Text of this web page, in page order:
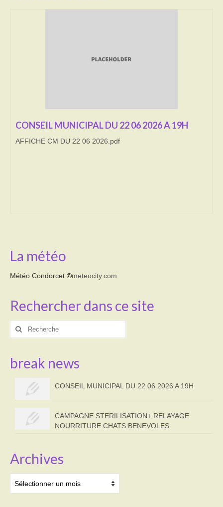
DECHETS VERTS
CONSEIL MUNICIPAL DU 22 06 2026 A 19H
AFFICHE CM DU 22 06 2026.pdf
La météo
Météo Condorcet ©meteocity.com
Rechercher dans ce site
Rechercher
break news
CONSEIL MUNICIPAL DU 22 06 2026 A 19H
CAMPAGNE STERILISATION+ RELAYAGE
NOURRITURE CHATS BENEVOLES
Archives